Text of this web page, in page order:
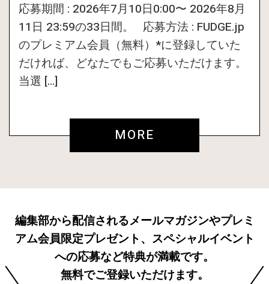
応募期間 : 2026年7月10日0:00〜 2026年8月
11日 23:59の33日間。 応募方法 : FUDGE.jp
のプレミアム会員（無料）*に登録していた
だければ、どなたでもご応募いただけます。
当選 […]
MORE
編集部から配信されるメールマガジンやプレミ
アム会員限定プレゼント、スペシャルイベント
への応募など特典が満載です。
無料でご登録いただけます。